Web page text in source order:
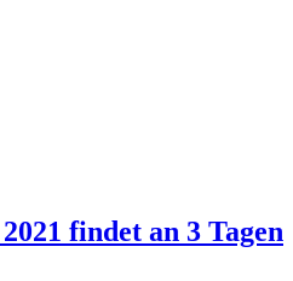
findet an 3 Tagen